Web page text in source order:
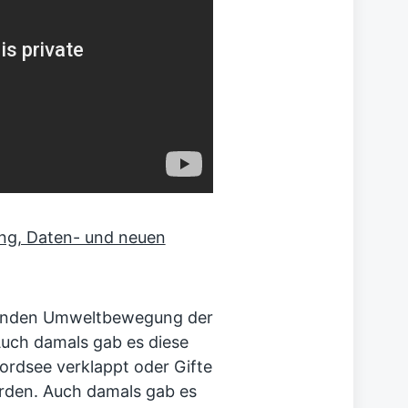
Daten- und neuen
Umweltbewegung der
damals gab es diese
verklappt oder Gifte
Auch damals gab es